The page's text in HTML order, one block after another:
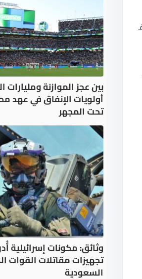
بين عجز الموازنة ومليارات
أولويات الإنفاق في عهد
تحت المجهر
وثائق: مكونات إسرائيلية
تجهيزات مقاتلات القوات
السعودية